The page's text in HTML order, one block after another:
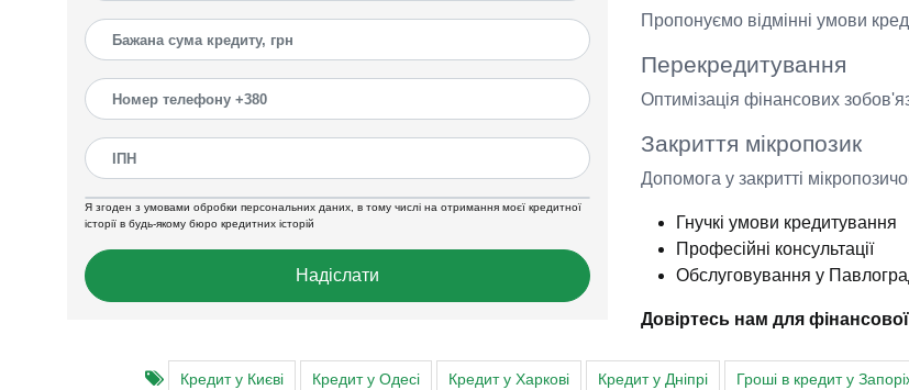
Я згоден з умовами обробки персональних даних, в тому числі на отримання моєї кредитної
історії в будь-якому бюро кредитних історій
Надіслати
Пропонуємо відмінні умови
Перекредитування
Оптимізація фінансових
Закриття мікропозик
Допомога у закритті
Гнучкі умови кредитування
Професійні консультації
Обслуговування у
Довіртесь нам для
Кредит у Києві Кредит у Одесі Кредит у Харкові Кредит у Дніпрі Гроші в кредит у